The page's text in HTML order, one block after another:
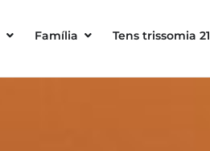
Família Tens trissomia 21